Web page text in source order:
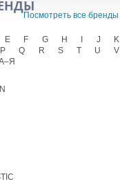
Посмотреть все бренды
E F G H J
K
P Q R S T U
V